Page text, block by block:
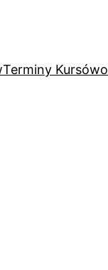
Terminy Kursów